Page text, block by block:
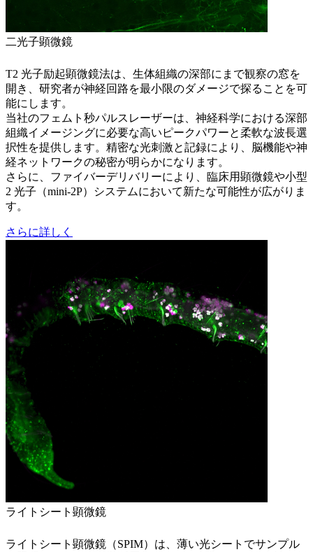
二光子顕微鏡
T2 光子励起顕微鏡法は、生体組織の深部にまで観察の窓を
開き、研究者が神経回路を最小限のダメージで探ることを可
能にします。
当社のフェムト秒パルスレーザーは、神経科学における深部
組織イメージングに必要な高いピークパワーと柔軟な波長選
択性を提供します。精密な光刺激と記録により、脳機能や神
経ネットワークの秘密が明らかになります。
さらに、ファイバーデリバリーにより、臨床用顕微鏡や小型
2 光子（mini‑2P）システムにおいて新たな可能性が広がりま
す。
さらに詳しく
ライトシート顕微鏡
ライトシート顕微鏡（SPIM）は、薄い光シートでサンプル